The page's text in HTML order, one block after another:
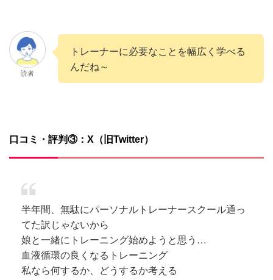
読者
トレーナーに必要なことを幅広く学べる
んだね～
口コミ・評判③：X（旧Twitter）
半年間、無駄にパーソナルトレーナースクール通っ
てた訳じゃないから
娘と一緒にトレーニング始めようと思う…
血液循環の良くなるトレーニング
私なら何するか、どうするか考える